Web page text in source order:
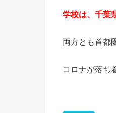
学校は、千葉
両方とも首都
コロナが落ち